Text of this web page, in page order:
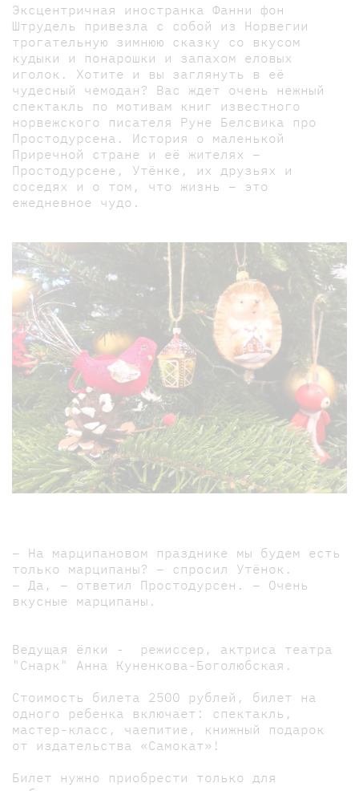
Эксцентричная иностранка Фанни фон
Штрудель привезла с собой из Норвегии
трогательную зимнюю сказку со вкусом
кудыки и понарошки и запахом еловых
иголок. Хотите и вы заглянуть в её
чудесный чемодан? Вас ждет очень нежный
спектакль по мотивам книг известного
норвежского писателя Руне Белсвика про
Простодурсена. История о маленькой
Приречной стране и её жителях –
Простодурсене, Утёнке, их друзьях и
соседях и о том, что жизнь – это
ежедневное чудо.
– На марципановом празднике мы будем есть
только марципаны? – спросил Утёнок.
– Да, – ответил Простодурсен. – Очень
вкусные марципаны.
Ведущая ёлки - режиссер, актриса театра
"Снарк" Анна Куненкова-Боголюбская.
Стоимость билета 2500 рублей, билет на
одного ребенка включает: спектакль,
мастер-класс, чаепитие, книжный подарок
от издательства «Самокат»!
Билет нужно приобрести только для